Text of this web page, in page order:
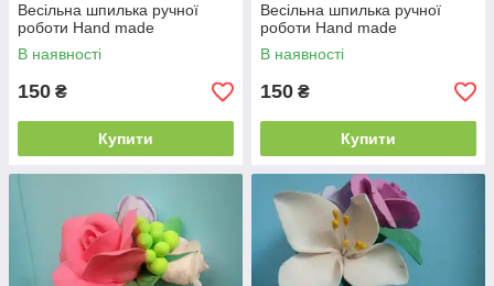
Весільна шпилька ручної
роботи Hand made
В наявності
150 ₴
Купити
Весільна шпилька ручної
роботи Hand made
В наявності
150 ₴
Купити